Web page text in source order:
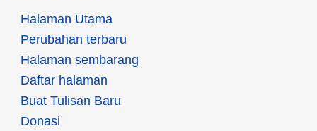
Halaman Utama
Perubahan terbaru
Halaman sembarang
Daftar halaman
Buat Tulisan Baru
Donasi